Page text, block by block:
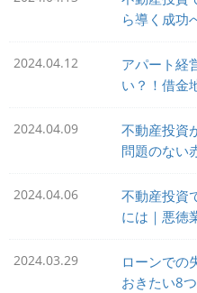
ら導く成功
2024.04.12
アパート経
い？！借金
2024.04.09
不動産投資
問題のない
2024.04.06
不動産投資
には｜悪徳
2024.03.29
ローンでの
おきたい8